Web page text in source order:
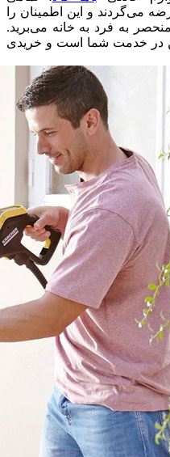
می‌گردند و این اطمینان را
به فرد به خانه می‌برید.
در خدمت شما است و خریدی